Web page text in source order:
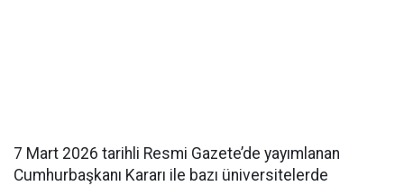
7 Mart 2026 tarihli Resmi Gazete’de yayımlanan
Cumhurbaşkanı Kararı ile bazı üniversitelerde